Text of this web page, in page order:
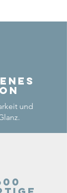
und